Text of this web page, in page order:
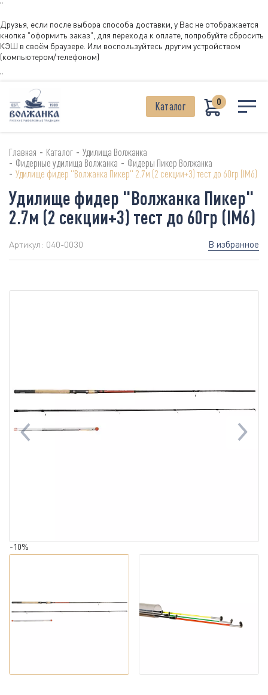
"
Друзья, если после выбора способа доставки, у Вас не отображается
кнопка "оформить заказ", для перехода к оплате, попробуйте сбросить
КЭШ в своём браузере. Или воспользуйтесь другим устройством
(компьютером/телефоном)
"
Каталог 0
Главная - Каталог - Удилища Волжанка
- Фидерные удилища Волжанка - Фидеры Пикер Волжанка
- Удилище фидер "Волжанка Пикер" 2.7м (2 секции+3) тест до 60гр (IM6)
Удилище фидер "Волжанка Пикер"
2.7м (2 секции+3) тест до 60гр (IM6)
Артикул: 040-0030 В избранное
-10%